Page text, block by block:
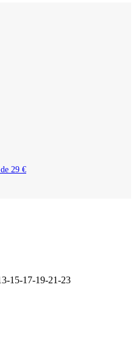
29 €
15-17-19-21-23